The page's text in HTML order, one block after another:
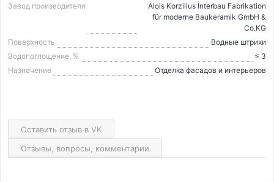
Завод производителя
Alois Korzilius Interbau Fabrikation
für moderne Baukeramik GmbH &
Co.KG
Поверхность
Водные штрихи
Водопоглощение, %
≤ 3
Назначение
Отделка фасадов и интерьеров
Оставить отзыв в VK
Отзывы, вопросы, комментарии